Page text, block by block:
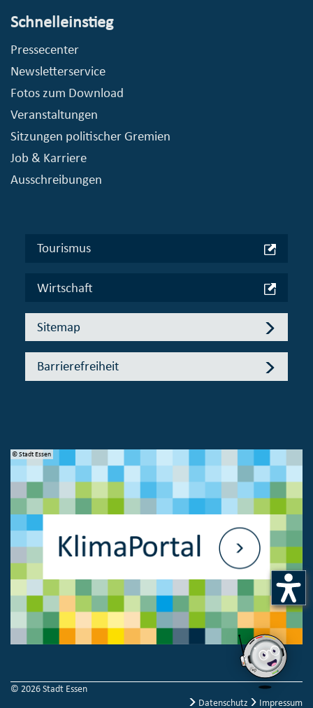
Schnelleinstieg
Pressecenter
Newsletterservice
Fotos zum Download
Veranstaltungen
Sitzungen politischer Gremien
Job & Karriere
Ausschreibungen
Tourismus
Wirtschaft
Sitemap
Barrierefreiheit
© Stadt Essen
© 2026 Stadt Essen
Datenschutz
Impressum